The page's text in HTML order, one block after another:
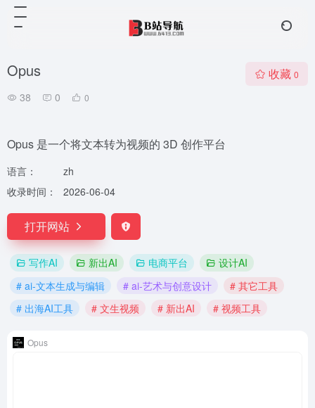
Opus
38 0 0
收藏 0
Opus 是一个将文本转为视频的 3D 创作平台
语言：
zh
收录时间：
2026-06-04
打开网站
写作AI 新出AI 电商平台
设计AI
# ai-文本生成与编辑
# ai-艺术与创意设计
# 其它工具
# 出海AI工具
# 文生视频 # 新出AI # 视频工具
Opus